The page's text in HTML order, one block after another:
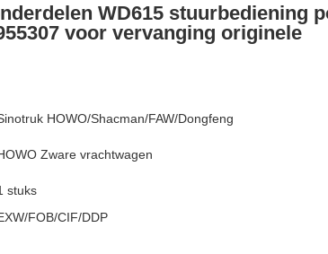
WD615 stuurbediening
voor vervanging originele
HOWO/Shacman/FAW/Dongfeng
Zware vrachtwagen
stuks
FOB/CIF/DDP